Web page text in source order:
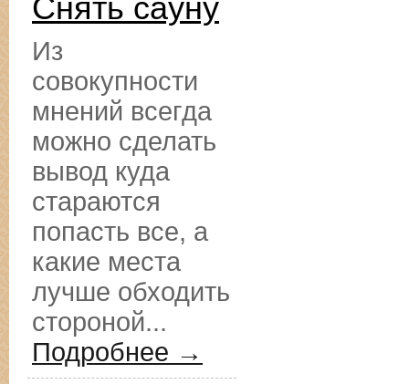
Снять сауну
Из
совокупности
мнений всегда
можно сделать
вывод куда
стараются
попасть все, а
какие места
лучше обходить
стороной...
Подробнее →